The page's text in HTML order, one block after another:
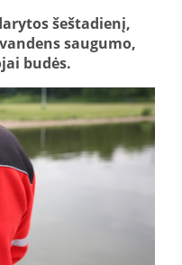
šeštadienį,
saugumo,
budės.